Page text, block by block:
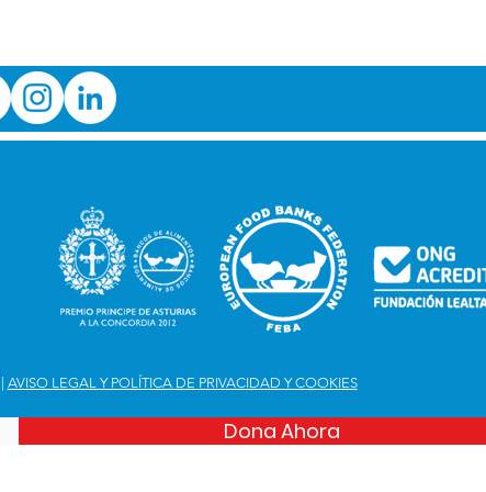
AVISO LEGAL Y POLÍTICA DE PRIVACIDAD Y COOKIES
Dona Ahora